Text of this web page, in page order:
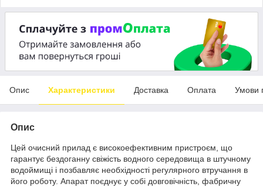
Опис Характеристики Доставка Оплата Умови
Опис
Цей очисний прилад є високоефективним пристроєм, що
гарантує бездоганну свіжість водного середовища в штучному
водоймищі і позбавляє необхідності регулярного втручання в
його роботу. Апарат поєднує у собі довговічність, фабричну